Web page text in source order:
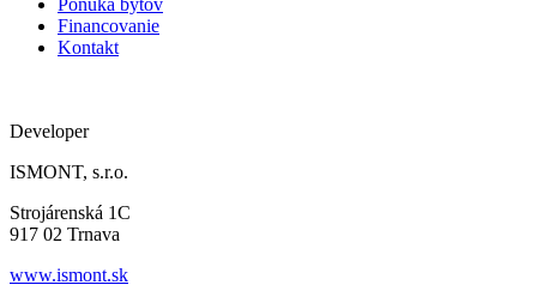
Financovanie
Kontakt
Developer
ISMONT, s.r.o.
Strojárenská 1C
917 02 Trnava
www.ismont.sk